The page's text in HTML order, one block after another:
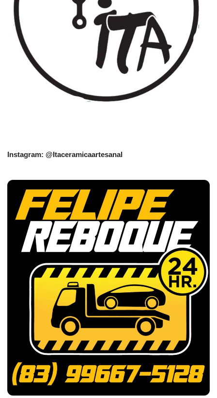
Instagram: @Itaceramicaartesanal